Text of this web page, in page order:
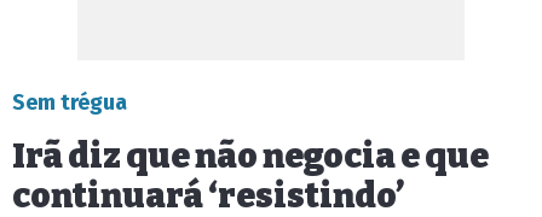
Sem trégua
Irã diz que não negocia e que
continuará ‘resistindo’